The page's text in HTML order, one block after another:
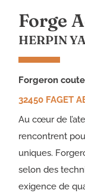
Forge
HERPIN
forgeron
32450 FAGET
Au cœur de
rencontrent
uniques.
selon des
exigence de